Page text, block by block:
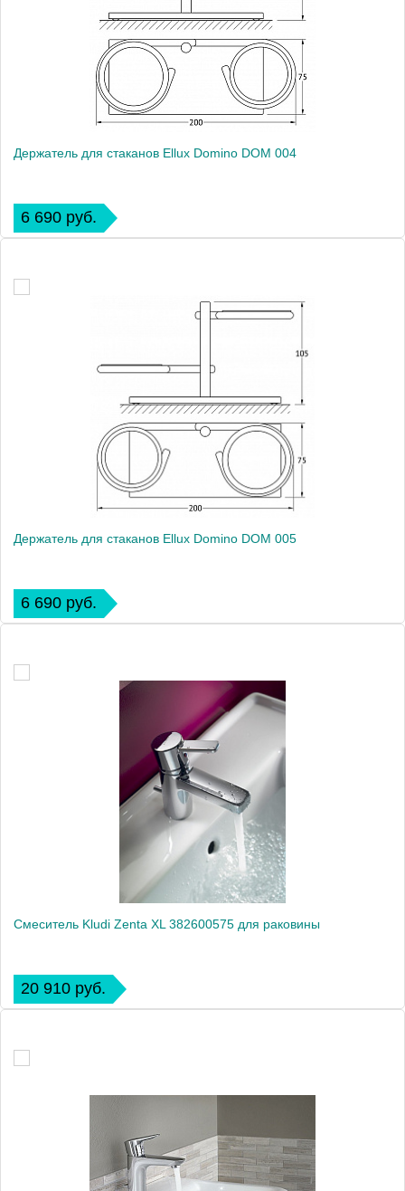
Держатель для стаканов Ellux Domino DOM 004
6 690 руб.
Держатель для стаканов Ellux Domino DOM 005
6 690 руб.
Смеситель Kludi Zenta XL 382600575 для раковины
20 910 руб.